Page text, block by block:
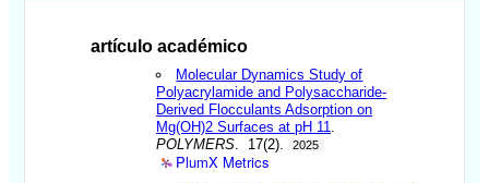
artículo académico
Molecular Dynamics Study of
Polyacrylamide and Polysaccharide-
Derived Flocculants Adsorption on
Mg(OH)2 Surfaces at pH 11.
POLYMERS. 17(2). 2025
PlumX Metrics